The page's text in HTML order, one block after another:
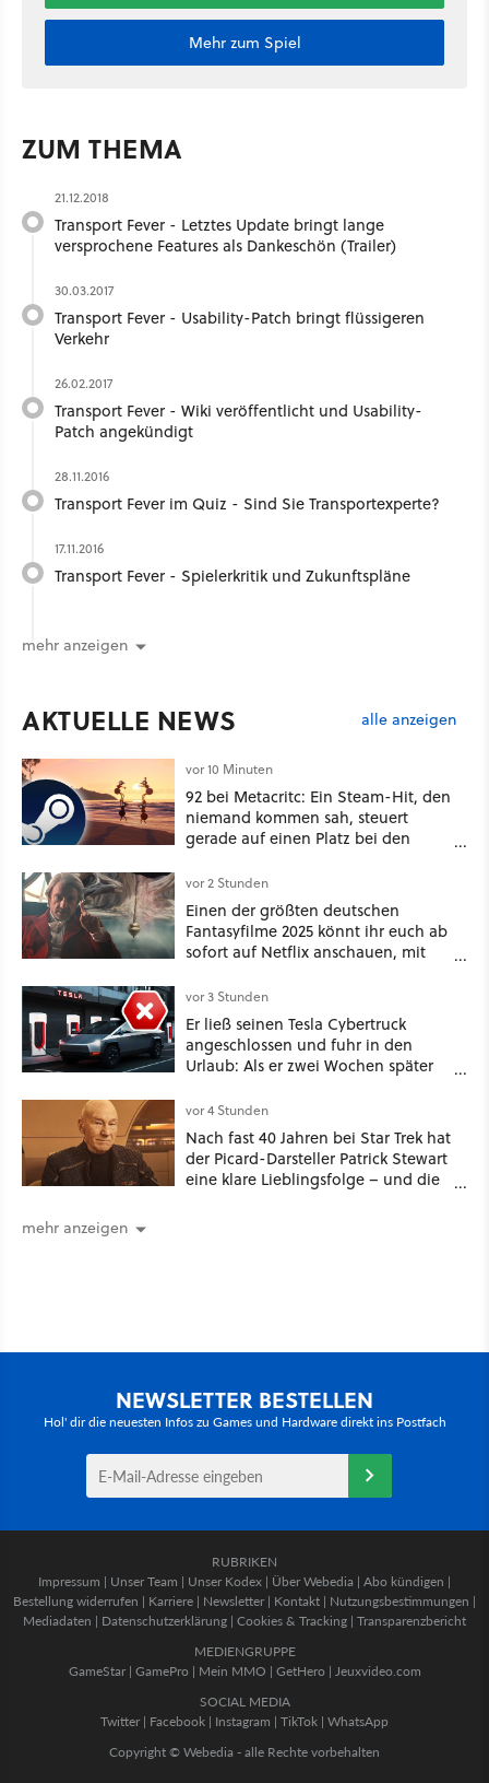
Mehr zum Spiel
ZUM THEMA
21.12.2018
Transport Fever - Letztes Update bringt lange
versprochene Features als Dankeschön (Trailer)
30.03.2017
Transport Fever - Usability-Patch bringt flüssigeren
Verkehr
26.02.2017
Transport Fever - Wiki veröffentlicht und Usability-
Patch angekündigt
28.11.2016
Transport Fever im Quiz - Sind Sie Transportexperte?
17.11.2016
Transport Fever - Spielerkritik und Zukunftspläne
mehr anzeigen
AKTUELLE NEWS alle anzeigen
vor 10 Minuten
92 bei Metacritc: Ein Steam-Hit, den
niemand kommen sah, steuert
gerade auf einen Platz bei den
vor 2 Stunden
Einen der größten deutschen
Fantasyfilme 2025 könnt ihr euch ab
sofort auf Netflix anschauen, mit
vor 3 Stunden
Er ließ seinen Tesla Cybertruck
angeschlossen und fuhr in den
Urlaub: Als er zwei Wochen später
mehr an [Best of GameStar]
vor 4 Stunden
Nach fast 40 Jahren bei Star Trek hat
der Picard-Darsteller Patrick Stewart
eine klare Lieblingsfolge – und die
mehr anzeigen
NEWSLETTER BESTELLEN
Hol' dir die neuesten Infos zu Games und Hardware direkt ins Postfach
RUBRIKEN
Impressum | Unser Team | Unser Kodex | Über Webedia | Abo kündigen |
Bestellung widerrufen | Karriere | Newsletter | Kontakt | Nutzungsbestimmungen |
Mediadaten | Datenschutzerklärung | Cookies & Tracking | Transparenzbericht
MEDIENGRUPPE
GameStar| GamePro | Mein MMO | GetHero | Jeuxvideo.com
SOCIAL MEDIA
Twitter | Facebook | Instagram | TikTok | WhatsApp
Copyright © Webedia - alle Rechte vorbehalten